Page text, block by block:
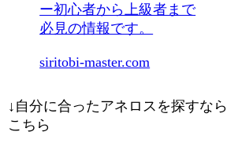
ー初心者から上級者まで
必見の情報です。
siritobi-master.com
↓自分に合ったアネロスを探すなら
こちら